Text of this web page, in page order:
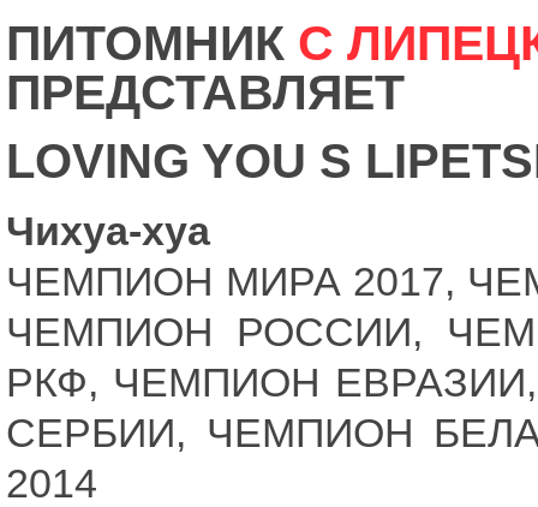
ПИТОМНИК С
ПРЕДСТАВЛЯЕТ
LOVING YOU S
Чихуа-хуа
ЧЕМПИОН МИРА 2017,
ЧЕМПИОН РОССИИ,
РКФ, ЧЕМПИОН
СЕРБИИ, ЧЕМПИОН
2014